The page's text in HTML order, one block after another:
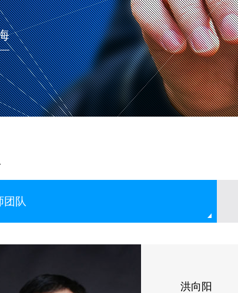
团队
洪向阳